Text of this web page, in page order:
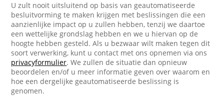
U zult nooit uitsluitend op basis van geautomatiseerde
besluitvorming te maken krijgen met beslissingen die een
aanzienlijke impact op u zullen hebben, tenzij we daartoe
een wettelijke grondslag hebben en we u hiervan op de
hoogte hebben gesteld. Als u bezwaar wilt maken tegen dit
soort verwerking, kunt u contact met ons opnemen via ons
privacyformulier. We zullen de situatie dan opnieuw
beoordelen en/of u meer informatie geven over waarom en
hoe een dergelijke geautomatiseerde beslissing is
genomen.